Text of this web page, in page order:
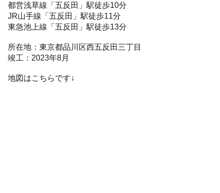
都営浅草線「五反田」駅徒歩10分
JR山手線「五反田」駅徒歩11分
東急池上線「五反田」駅徒歩13分
所在地：東京都品川区西五反田三丁目
竣工：2023年8月
地図はこちらです↓